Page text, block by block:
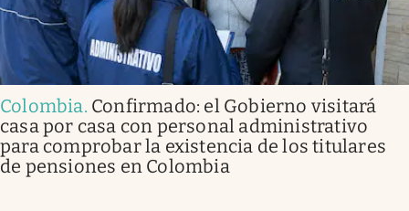
Colombia. Confirmado: el Gobierno visitará
casa por casa con personal administrativo
para comprobar la existencia de los titulares
de pensiones en Colombia